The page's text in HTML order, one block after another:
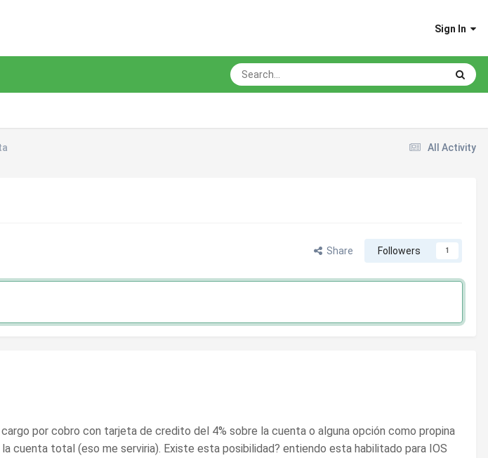
Sign In
All Activity
Share Followers 1
por cobro con tarjeta de credito del 4% sobre la cuenta o alguna opción como propina
cuenta total (eso me serviria). Existe esta posibilidad? entiendo esta habilitado para IOS